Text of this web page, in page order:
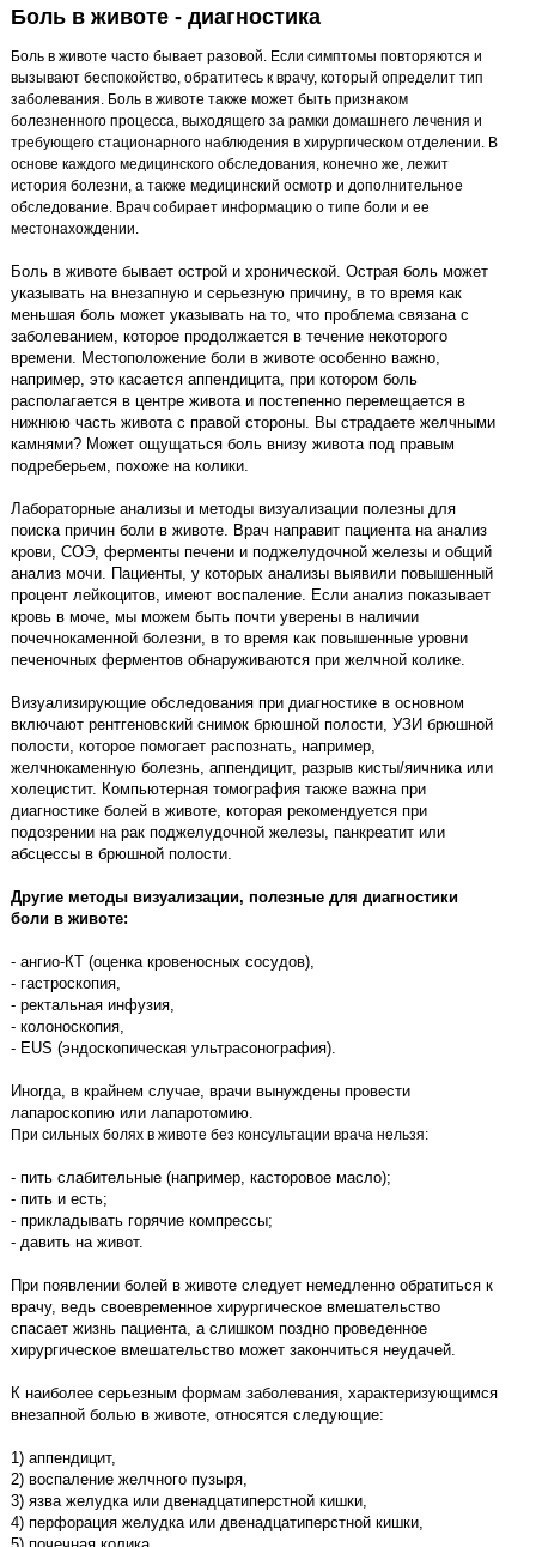
Боль в животе - диагностика
Боль в животе часто бывает разовой. Если симптомы повторяются и
вызывают беспокойство, обратитесь к врачу, который определит тип
заболевания. Боль в животе также может быть признаком
болезненного процесса, выходящего за рамки домашнего лечения и
требующего стационарного наблюдения в хирургическом отделении. В
основе каждого медицинского обследования, конечно же, лежит
история болезни, а также медицинский осмотр и дополнительное
обследование. Врач собирает информацию о типе боли и ее
местонахождении.
Боль в животе бывает острой и хронической. Острая боль может
указывать на внезапную и серьезную причину, в то время как
меньшая боль может указывать на то, что проблема связана с
заболеванием, которое продолжается в течение некоторого
времени. Местоположение боли в животе особенно важно,
например, это касается аппендицита, при котором боль
располагается в центре живота и постепенно перемещается в
нижнюю часть живота с правой стороны. Вы страдаете желчными
камнями? Может ощущаться боль внизу живота под правым
подреберьем, похоже на колики.
Лабораторные анализы и методы визуализации полезны для
поиска причин боли в животе. Врач направит пациента на анализ
крови, СОЭ, ферменты печени и поджелудочной железы и общий
анализ мочи. Пациенты, у которых анализы выявили повышенный
процент лейкоцитов, имеют воспаление. Если анализ показывает
кровь в моче, мы можем быть почти уверены в наличии
почечнокаменной болезни, в то время как повышенные уровни
печеночных ферментов обнаруживаются при желчной колике.
Визуализирующие обследования при диагностике в основном
включают рентгеновский снимок брюшной полости, УЗИ брюшной
полости, которое помогает распознать, например,
желчнокаменную болезнь, аппендицит, разрыв кисты/яичника или
холецистит. Компьютерная томография также важна при
диагностике болей в животе, которая рекомендуется при
подозрении на рак поджелудочной железы, панкреатит или
абсцессы в брюшной полости.
Другие методы визуализации, полезные для диагностики
боли в животе:
- ангио-КТ (оценка кровеносных сосудов),
- гастроскопия,
- ректальная инфузия,
- колоноскопия,
- EUS (эндоскопическая ультрасонография).
Иногда, в крайнем случае, врачи вынуждены провести
лапароскопию или лапаротомию.
При сильных болях в животе без консультации врача нельзя:
- пить слабительные (например, касторовое масло);
- пить и есть;
- прикладывать горячие компрессы;
- давить на живот.
При появлении болей в животе следует немедленно обратиться к
врачу, ведь своевременное хирургическое вмешательство
спасает жизнь пациента, а слишком поздно проведенное
хирургическое вмешательство может закончиться неудачей.
К наиболее серьезным формам заболевания, характеризующимся
внезапной болью в животе, относятся следующие:
1) аппендицит,
2) воспаление желчного пузыря,
3) язва желудка или двенадцатиперстной кишки,
4) перфорация желудка или двенадцатиперстной кишки,